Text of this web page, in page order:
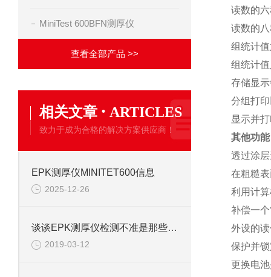
MiniTest 600BFN测厚仪
查看全部产品 >>
相关文章 · ARTICLES
致力于成为合格的解决方案供应商！
EPK测厚仪MINITET600信息
2025-12-26
谈谈EPK测厚仪检测不准是那些因素呢？
2019-03-12
读数的
读数的
组统计
组统计
存储显
分组打
显示并
其他功
透过涂
在粗糙
利用计
补偿一
外设的
保护并
更换电